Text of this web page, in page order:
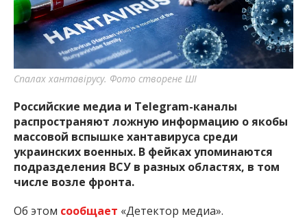
важную информацию о событиях
города Запорожья и области.
Спалах хантавірусу. Фото створене ШІ
Российские медиа и Telegram-каналы
распространяют ложную информацию о якобы
массовой вспышке хантавируса среди
украинских военных. В фейках упоминаются
подразделения ВСУ в разных областях, в том
числе возле фронта.
Об этом сообщает «Детектор медиа».